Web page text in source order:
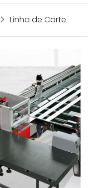
Linha de Corte